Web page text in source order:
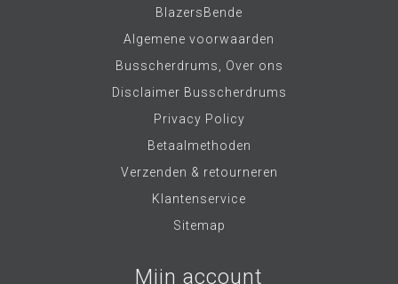
BlazersBende
Algemene voorwaarden
Busscherdrums, Over ons
Disclaimer Busscherdrums
Privacy Policy
Betaalmethoden
Verzenden & retourneren
Klantenservice
Sitemap
Mijn account